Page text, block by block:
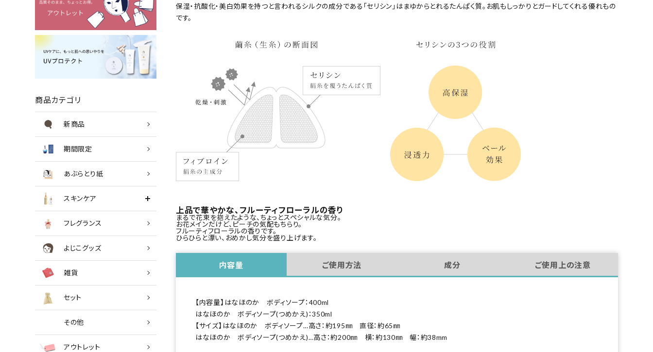
商品カテゴリ
新商品
期間限定
あぶらとり紙
スキンケア
フレグランス
よじこグッズ
雑貨
セット
その他
アウトレット
保湿・抗酸化・美白効果を持つと言われるシルクの成分である「セリシン」はまゆからとれるたんぱく質。お肌もしっかりとガードしてくれる優れもの
です。
上品で華やかな、フルーティフローラルの香り
まるで花束を抱えたような、ちょっとスペシャルな気分。
お花メインだけど、ピーチの気配もちらり。
フルーティフローラルの香りです。
ひらひらと漂い、おめかし気分を盛り上げます。
内容量 ご使用方法 成分 ご使用上の注意
【内容量】はなほのか ボディソープ：400ml
はなほのか ボディソープ(つめかえ)：350ml
【サイズ】はなほのか ボディソープ…高さ：約195㎜ 直径：約65㎜
はなほのか ボディソープ(つめかえ)…高さ：約200㎜ 横：約130㎜ 幅：約38mm